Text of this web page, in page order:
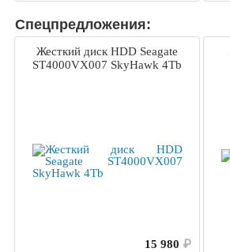
Спецпредложения:
Жесткий диск HDD Seagate
ST4000VX007 SkyHawk 4Tb
15 980 ₽